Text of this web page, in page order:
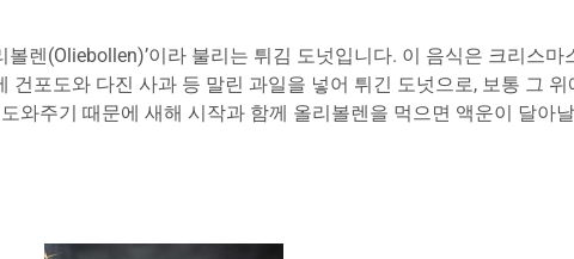
렌(Oliebollen)’이라 불리는 튀김 도넛입니다. 이 음식은 크리스
포도와 다진 사과 등 말린 과일을 넣어 튀긴 도넛으로, 보통 그
와주기 때문에 새해 시작과 함께 올리볼렌을 먹으면 액운이 달아